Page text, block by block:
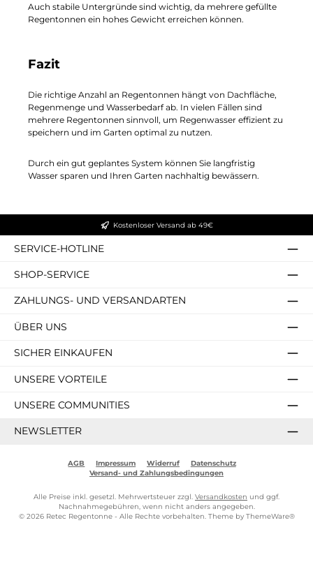
Auch stabile Untergründe sind wichtig, da mehrere gefüllte
Regentonnen ein hohes Gewicht erreichen können.
Fazit
Die richtige Anzahl an Regentonnen hängt von Dachfläche,
Regenmenge und Wasserbedarf ab. In vielen Fällen sind
mehrere Regentonnen sinnvoll, um Regenwasser effizient zu
speichern und im Garten optimal zu nutzen.
Durch ein gut geplantes System können Sie langfristig
Wasser sparen und Ihren Garten nachhaltig bewässern.
Kostenloser Versand ab 49€
SERVICE-HOTLINE
SHOP-SERVICE
ZAHLUNGS- UND VERSANDARTEN
ÜBER UNS
SICHER EINKAUFEN
UNSERE VORTEILE
UNSERE COMMUNITIES
NEWSLETTER
AGB Impressum Widerruf
Datenschutz
Versand- und Zahlungsbedingungen
Alle Preise inkl. gesetzl. Mehrwertsteuer zzgl. Versandkosten und ggf.
Nachnahmegebühren, wenn nicht anders angegeben.
© 2026 Retec Regentonne - Alle Rechte vorbehalten. Theme by ThemeWare®